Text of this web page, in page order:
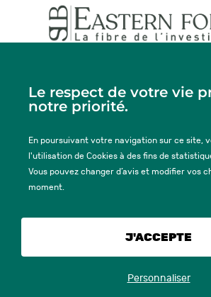
29-31 rue de Courcelles, 75008
Tel. :
+33 (0)2 33 77 47 37
ACTUALITÉS
Le respect de votre vie
notre priorité.
En poursuivant votre navigation sur ce site,
l'utilisation de Cookies à des fins de
Vous pouvez changer d’avis et modifier vos
moment.
J'ACCEPTE
Personnaliser